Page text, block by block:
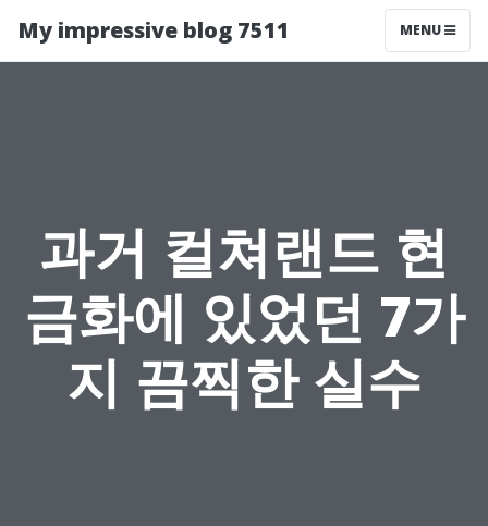
My impressive blog 7511 MENU
과거 컬쳐랜드 현
금화에 있었던 7가
지 끔찍한 실수